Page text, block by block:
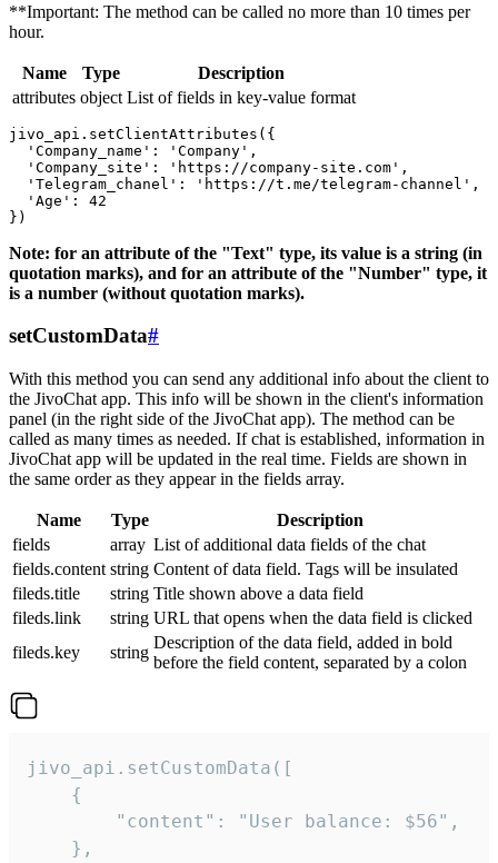
**Important: The method can be called no more than 10 times per
hour.
Name Type
Description
attributes object List of fields in key-value format
jivo_api.setClientAttributes({
  'Company_name': 'Company',
  'Company_site': 'https://company-site.com',
  'Telegram_chanel': 'https://t.me/telegram-channel',
  'Age': 42
Note: for an attribute of the "Text" type, its value is a string (in
quotation marks), and for an attribute of the "Number" type, it
is a number (without quotation marks).
setCustomData#
With this method you can send any additional info about the client to
the JivoChat app. This info will be shown in the client's information
panel (in the right side of the JivoChat app). The method can be
called as many times as needed. If chat is established, information in
JivoChat app will be updated in the real time. Fields are shown in
the same order as they appear in the fields array.
Name Type
Description
fields
array List of additional data fields of the chat
fields.content string Content of data field. Tags will be insulated
fileds.title
string Title shown above a data field
fileds.link
string URL that opens when the data field is clicked
fileds.key
string
Description of the data field, added in bold
before the field content, separated by a colon
jivo_api.setCustomData([
    {
        "content": "User balance: $56",
    },